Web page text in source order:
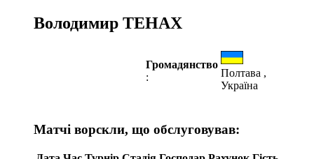
Володимир ТЕНАХ
Громадянство
:
Полтава ,
Україна
Матчі ворскли, що обслуговував: